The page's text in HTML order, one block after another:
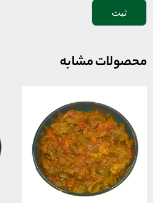
محصولات مشابه